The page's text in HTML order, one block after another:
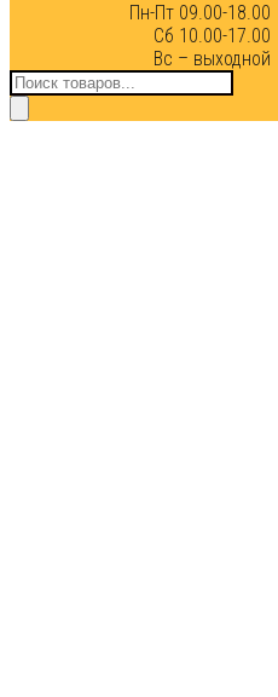
Пн-Пт 09.00-18.00
Сб 10.00-17.00
Вс – выходной
Поиск
товаров